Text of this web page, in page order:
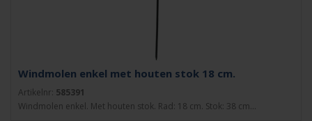
Windmolen enkel met houten stok 18 cm.
Artikelnr: 585391
Windmolen enkel. Met houten stok. Rad: 18 cm. Stok: 38 cm...